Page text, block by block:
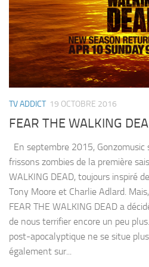
TV ADDICT 19 OCTOBRE 2016
FEAR THE WALKING
En septembre 2015, Gonzomusic
frissons zombies de la première
WALKING DEAD, toujours inspiré
Tony Moore et Charlie Adlard.
FEAR THE WALKING DEAD a
de nous terrifier encore un peu
post-apocalyptique ne se situe
également sur...